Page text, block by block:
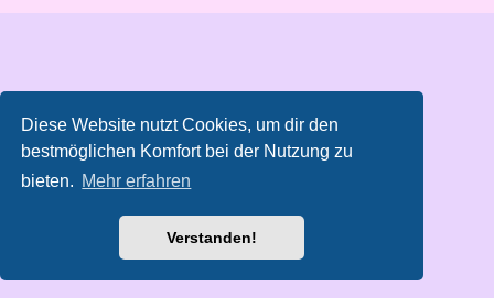
Diese Website nutzt Cookies, um dir den
bestmöglichen Komfort bei der Nutzung zu
bieten. Mehr erfahren
Verstanden!